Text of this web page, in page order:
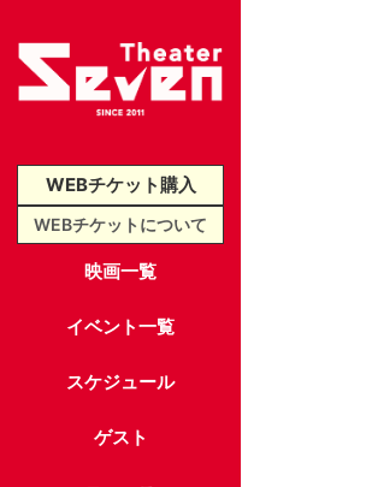
WEBチケット購入
WEBチケットについて
映画一覧
イベント一覧
スケジュール
ゲスト